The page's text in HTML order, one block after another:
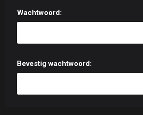
Wachtwoord:
Bevestig wachtwoord: